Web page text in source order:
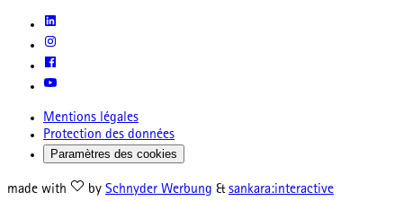
Mentions légales
Protection des données
Paramètres des cookies
made with by Schnyder Werbung & sankara:interactive